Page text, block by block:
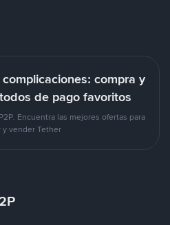
compra y
de pago favoritos
Encuentra las mejores ofertas para
y vender Tether